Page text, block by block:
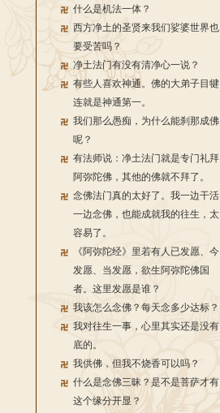
什么是机法一体？
西方净土的圣贤来我们娑婆世界也
要受苦吗？
净土法门有没有清净心一说？
有些人喜欢神通。佛的大弟子目犍
连就是神通第一。
我们那么愚痴，为什么能刹那成佛
呢？
有法师说：净土法门就是专门礼拜
阿弥陀佛，其他的佛就不拜了。
念佛法门真的太好了。我一边干活
一边念佛，也能成就我的往生，太
容易了。
《阿弥陀经》里若有人已发愿、今
发愿、当发愿，欲生阿弥陀佛国
者。这里发愿是谁？
我该怎么念佛？每天念多少达标？
我对往生一事，心里其实还是没有
底的。
我供佛，但我不烧香可以吗？
什么是念佛三昧？是不是菩萨才有
这个缘分开显？